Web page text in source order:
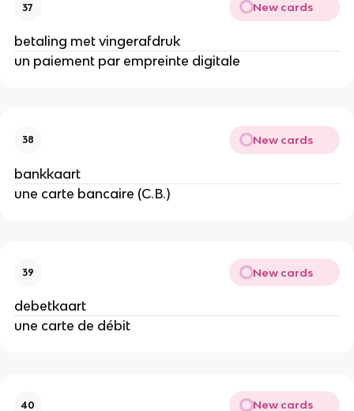
37 New cards
betaling met vingerafdruk
un paiement par empreinte digitale
38 New cards
bankkaart
une carte bancaire (C.B.)
39 New cards
debetkaart
une carte de débit
40 New cards